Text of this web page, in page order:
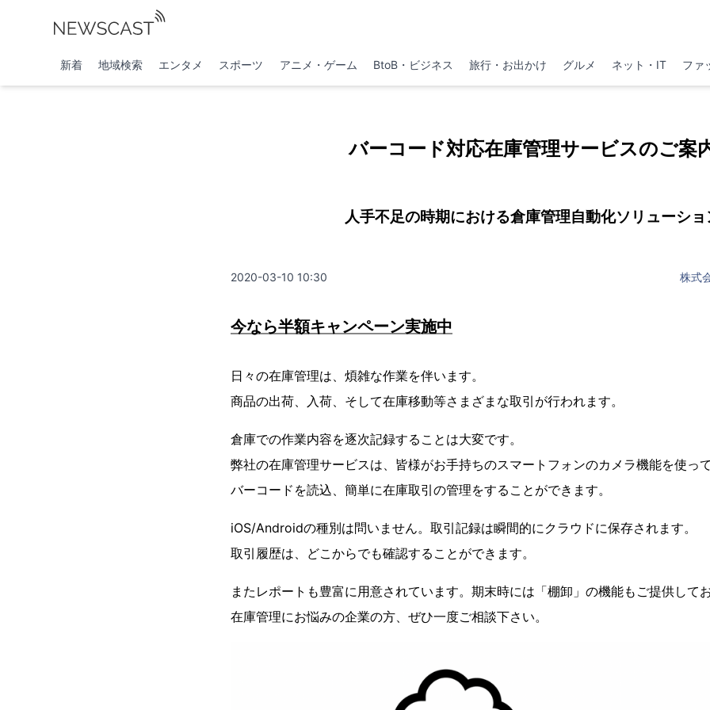
新着 地域検索 エンタメ スポーツ アニメ・ゲーム BtoB・ビジネス 旅行・お出かけ グルメ ネット・IT ファ
バーコード対応在庫管理サービスのご案
人手不足の時期における倉庫管理自動化ソリューショ
2020-03-10 10:30 株式
今なら半額キャンペーン実施中
日々の在庫管理は、煩雑な作業を伴います。
商品の出荷、入荷、そして在庫移動等さまざまな取引が行われます。
倉庫での作業内容を逐次記録することは大変です。
弊社の在庫管理サービスは、皆様がお手持ちのスマートフォンのカメラ機能を使って
バーコードを読込、簡単に在庫取引の管理をすることができます。
iOS/Androidの種別は問いません。取引記録は瞬間的にクラウドに保存されます。
取引履歴は、どこからでも確認することができます。
またレポートも豊富に用意されています。期末時には「棚卸」の機能もご提供してお
在庫管理にお悩みの企業の方、ぜひ一度ご相談下さい。